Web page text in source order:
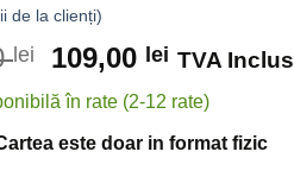
de la clienți)
lei 109,00 lei TVA Inclus
este doar in format fizic